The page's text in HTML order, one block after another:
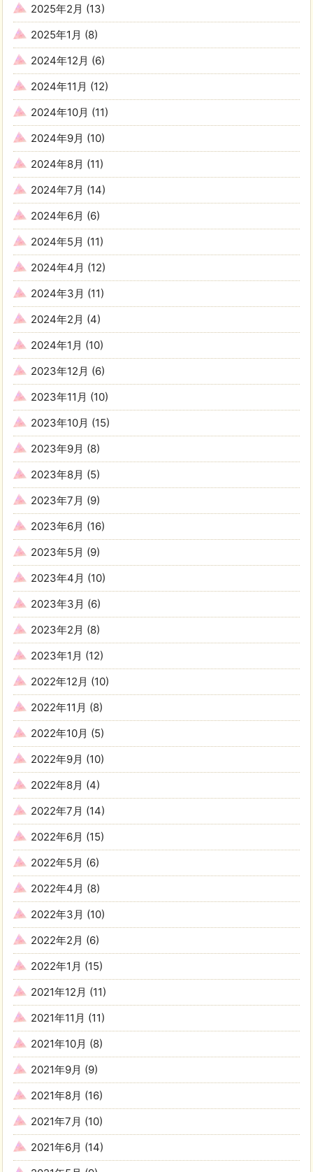
2025年2月 (13)
2025年1月 (8)
2024年12月 (6)
2024年11月 (12)
2024年10月 (11)
2024年9月 (10)
2024年8月 (11)
2024年7月 (14)
2024年6月 (6)
2024年5月 (11)
2024年4月 (12)
2024年3月 (11)
2024年2月 (4)
2024年1月 (10)
2023年12月 (6)
2023年11月 (10)
2023年10月 (15)
2023年9月 (8)
2023年8月 (5)
2023年7月 (9)
2023年6月 (16)
2023年5月 (9)
2023年4月 (10)
2023年3月 (6)
2023年2月 (8)
2023年1月 (12)
2022年12月 (10)
2022年11月 (8)
2022年10月 (5)
2022年9月 (10)
2022年8月 (4)
2022年7月 (14)
2022年6月 (15)
2022年5月 (6)
2022年4月 (8)
2022年3月 (10)
2022年2月 (6)
2022年1月 (15)
2021年12月 (11)
2021年11月 (11)
2021年10月 (8)
2021年9月 (9)
2021年8月 (16)
2021年7月 (10)
2021年6月 (14)